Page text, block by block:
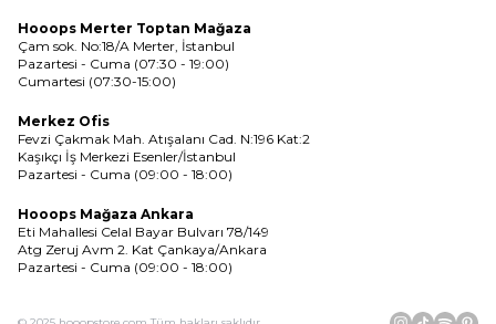
Hooops Merter Toptan Mağaza
Çam sok. No:18/A Merter, İstanbul
Pazartesi - Cuma (07:30 - 19:00)
Cumartesi (07:30-15:00)
Merkez Ofis
Fevzi Çakmak Mah. Atışalanı Cad. N:196 Kat:2
Kaşıkçı İş Merkezi Esenler/İstanbul
Pazartesi - Cuma (09:00 - 18:00)
Hooops Mağaza Ankara
Eti Mahallesi Celal Bayar Bulvarı 78/149
Atg Zeruj Avm 2. Kat Çankaya/Ankara
Pazartesi - Cuma (09:00 - 18:00)